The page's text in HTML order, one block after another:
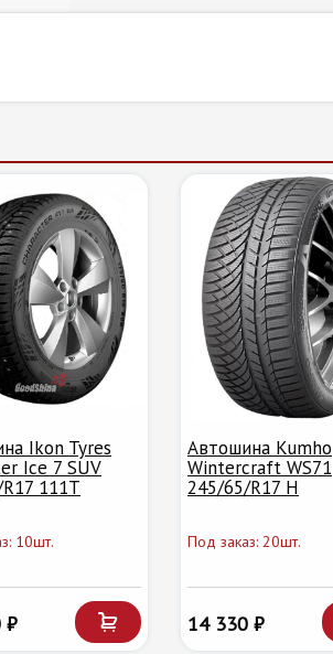
Ikon Tyres
Ice 7 SUV
111T
10шт.
₽
Автошина Kumho
Wintercraft WS71
245/65/R17 H
Под заказ: 20шт.
14 330 ₽